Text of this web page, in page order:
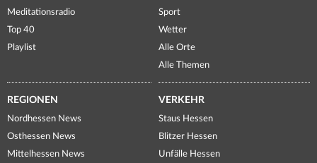
Meditationsradio
Top 40
Playlist
Sport
Wetter
Alle Orte
Alle Themen
REGIONEN
Nordhessen News
Osthessen News
Mittelhessen News
VERKEHR
Staus Hessen
Blitzer Hessen
Unfälle Hessen